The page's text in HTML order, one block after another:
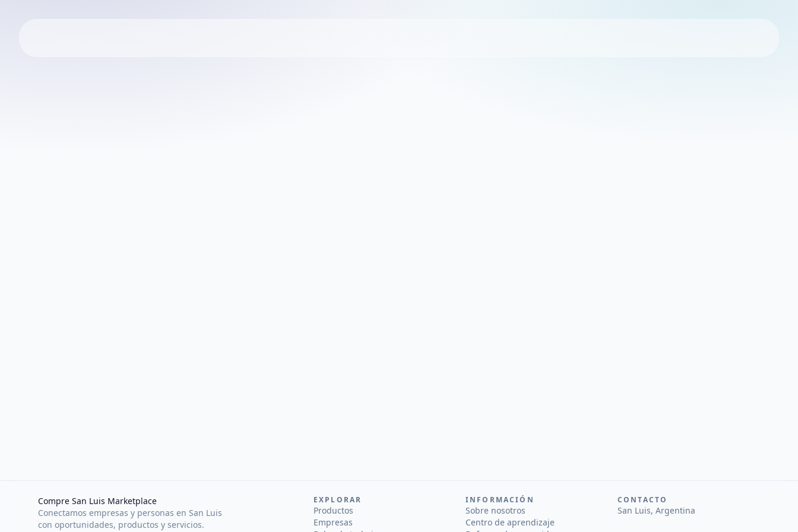
Compre San Luis Marketplace
Conectamos empresas y personas en San Luis
con oportunidades, productos y servicios.
EXPLORAR
Productos
Empresas
INFORMACIÓN
Sobre nosotros
Centro de aprendizaje
CONTACTO
San Luis, Argentina